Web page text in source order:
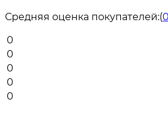
Средняя оценка покупателей:(0
0
0
0
0
0